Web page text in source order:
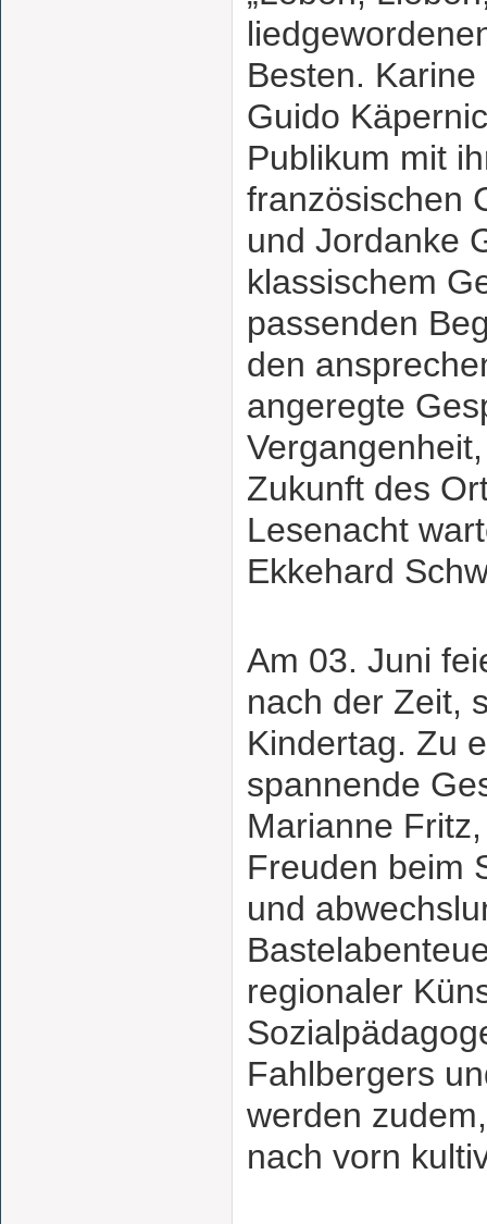
Besten.
Guido
Publikum mit
französischen
und Jordanke
klassischem
passenden
den
angeregte
Zukunft des
Lesenacht
Ekkehard
Am 03. Juni
nach der Zeit,
Kindertag. Zu
spannende
Marianne
Freuden beim
und
regionaler
Fahlbergers
werden
nach vorn